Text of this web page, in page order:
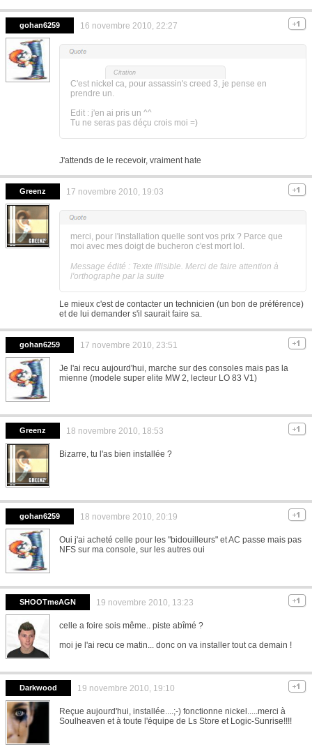
gohan6259 16 novembre 2010, 22:27
Citation
C'est nickel ca, pour assassin's creed 3, je pense en
prendre un.
Edit : j'en ai pris un ^^
Tu ne seras pas déçu crois moi =)
J'attends de le recevoir, vraiment hate
Greenz 17 novembre 2010, 19:03
merci, pour l'installation quelle sont vos prix ? Parce que
moi avec mes doigt de bucheron c'est mort lol.
Message édité : Texte illisible. Merci de faire attention à
l'orthographe par la suite
Le mieux c'est de contacter un technicien (un bon de préférence)
et de lui demander s'il saurait faire sa.
gohan6259 17 novembre 2010, 23:51
Je l'ai recu aujourd'hui, marche sur des consoles mais pas la
mienne (modele super elite MW 2, lecteur LO 83 V1)
Greenz 18 novembre 2010, 18:53
Bizarre, tu l'as bien installée ?
gohan6259 18 novembre 2010, 20:19
Oui j'ai acheté celle pour les "bidouilleurs" et AC passe mais pas
NFS sur ma console, sur les autres oui
SHOOTmeAGN 19 novembre 2010, 13:23
celle a foire sois même.. piste abîmé ?
moi je l'ai recu ce matin... donc on va installer tout ca demain !
Darkwood 19 novembre 2010, 19:10
Reçue aujourd'hui, installée....;-) fonctionne nickel.....merci à
Soulheaven et à toute l'équipe de Ls Store et Logic-Sunrise!!!!